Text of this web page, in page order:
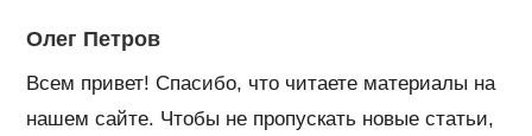
Олег Петров
Всем привет! Спасибо, что читаете материалы на
нашем сайте. Чтобы не пропускать новые статьи,